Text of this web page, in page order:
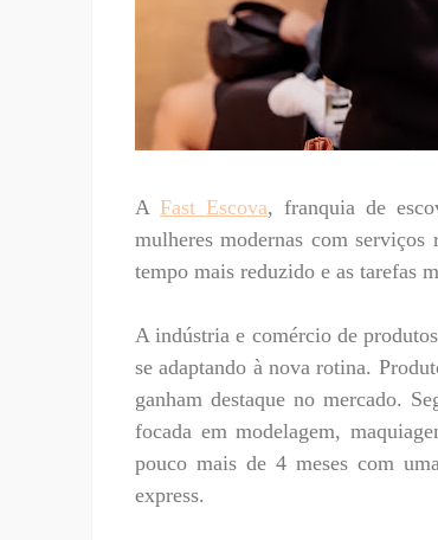
A Fast Escova, franquia de
mulheres modernas com
tempo mais reduzido e as tarefas
A indústria e comércio de
se adaptando à nova rotina.
ganham destaque no mercado.
focada em modelagem,
pouco mais de 4 meses com
express.